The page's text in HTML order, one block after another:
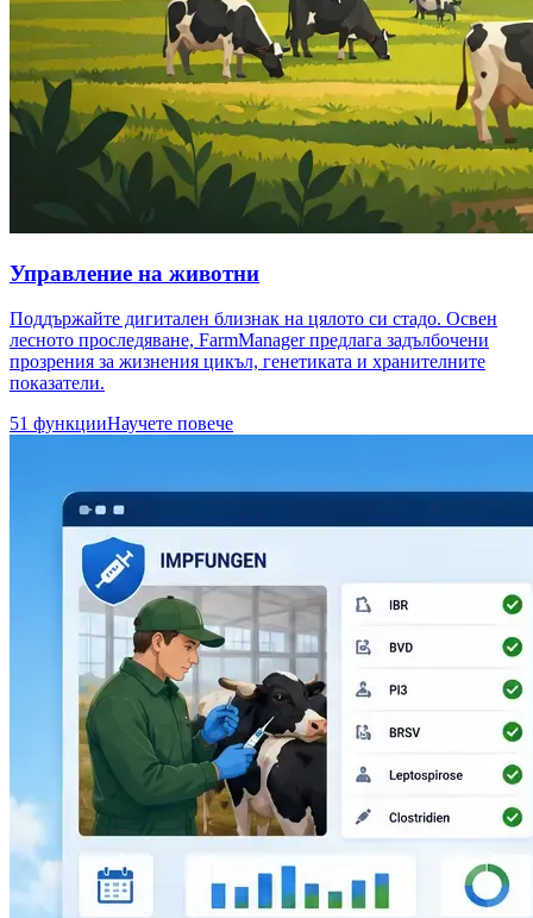
Управление на животни
Поддържайте дигитален близнак на цялото си стадо. Освен
лесното проследяване, FarmManager предлага задълбочени
прозрения за жизнения цикъл, генетиката и хранителните
показатели.
51 функцииНаучете повече